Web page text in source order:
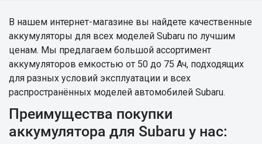
В нашем интернет-магазине вы найдете качественные
аккумуляторы для всех моделей Subaru по лучшим
ценам. Мы предлагаем большой ассортимент
аккумуляторов емкостью от 50 до 75 Ач, подходящих
для разных условий эксплуатации и всех
распространённых моделей автомобилей Subaru.
Преимущества покупки
аккумулятора для Subaru у нас: